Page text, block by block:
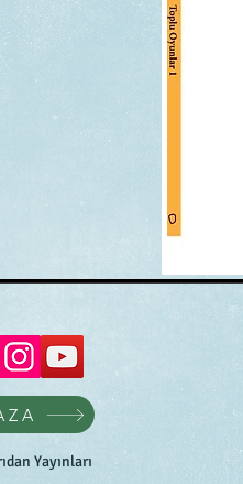
Yayınları